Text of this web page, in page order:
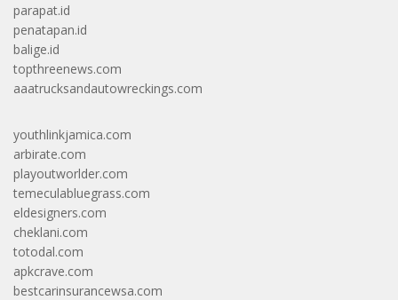
parapat.id
penatapan.id
balige.id
topthreenews.com
aaatrucksandautowreckings.com
youthlinkjamica.com
arbirate.com
playoutworlder.com
temeculabluegrass.com
eldesigners.com
cheklani.com
totodal.com
apkcrave.com
bestcarinsurancewsa.com